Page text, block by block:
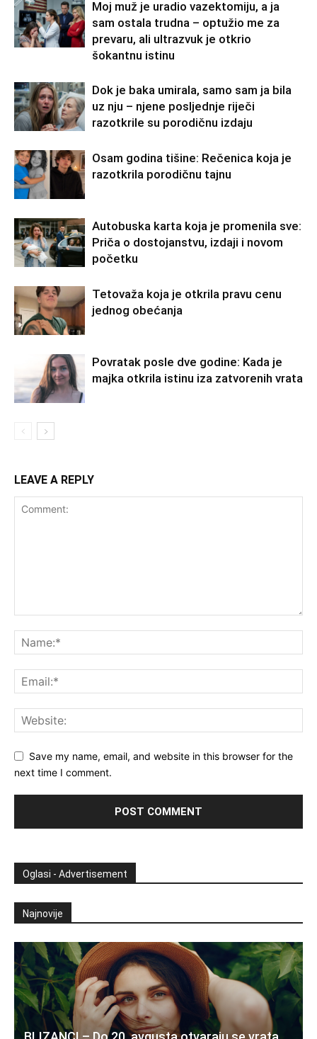
Moj muž je uradio vazektomiju, a ja
sam ostala trudna – optužio me za
prevaru, ali ultrazvuk je otkrio
šokantnu istinu
Dok je baka umirala, samo sam ja bila
uz nju – njene posljednje riječi
razotkrile su porodičnu izdaju
Osam godina tišine: Rečenica koja je
razotkrila porodičnu tajnu
Autobuska karta koja je promenila sve:
Priča o dostojanstvu, izdaji i novom
početku
Tetovaža koja je otkrila pravu cenu
jednog obećanja
Povratak posle dve godine: Kada je
majka otkrila istinu iza zatvorenih vrata
LEAVE A REPLY
Save my name, email, and website in this browser for the
next time I comment.
Oglasi - Advertisement
Najnovije